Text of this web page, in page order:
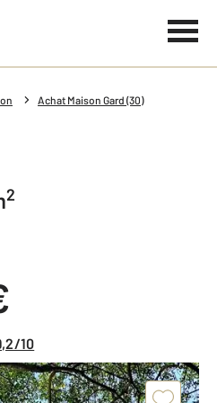
Achat Maison Gard (30)
2
10